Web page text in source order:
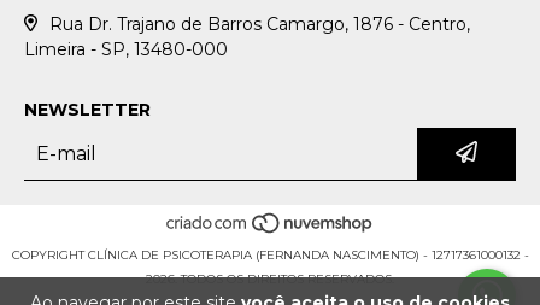
Rua Dr. Trajano de Barros Camargo, 1876 - Centro,
Limeira - SP, 13480-000
NEWSLETTER
COPYRIGHT CLÍNICA DE PSICOTERAPIA (FERNANDA NASCIMENTO) - 12717361000132 -
2026. TODOS OS DIREITOS RESERVADOS.